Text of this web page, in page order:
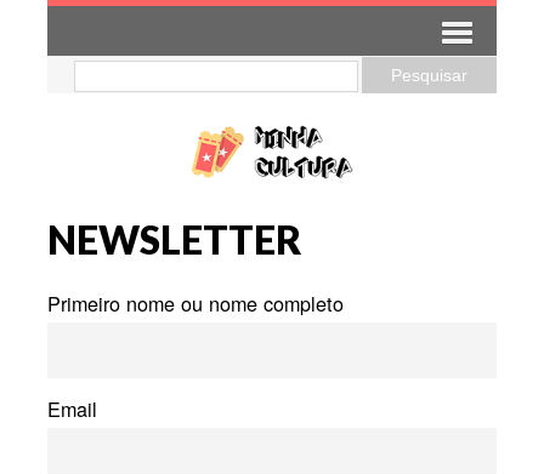
NEWSLETTER
Primeiro nome ou nome completo
Email